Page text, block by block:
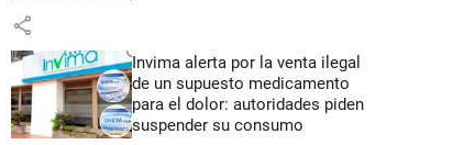
share
Invima alerta por la venta ilegal
de un supuesto medicamento
para el dolor: autoridades piden
suspender su consumo